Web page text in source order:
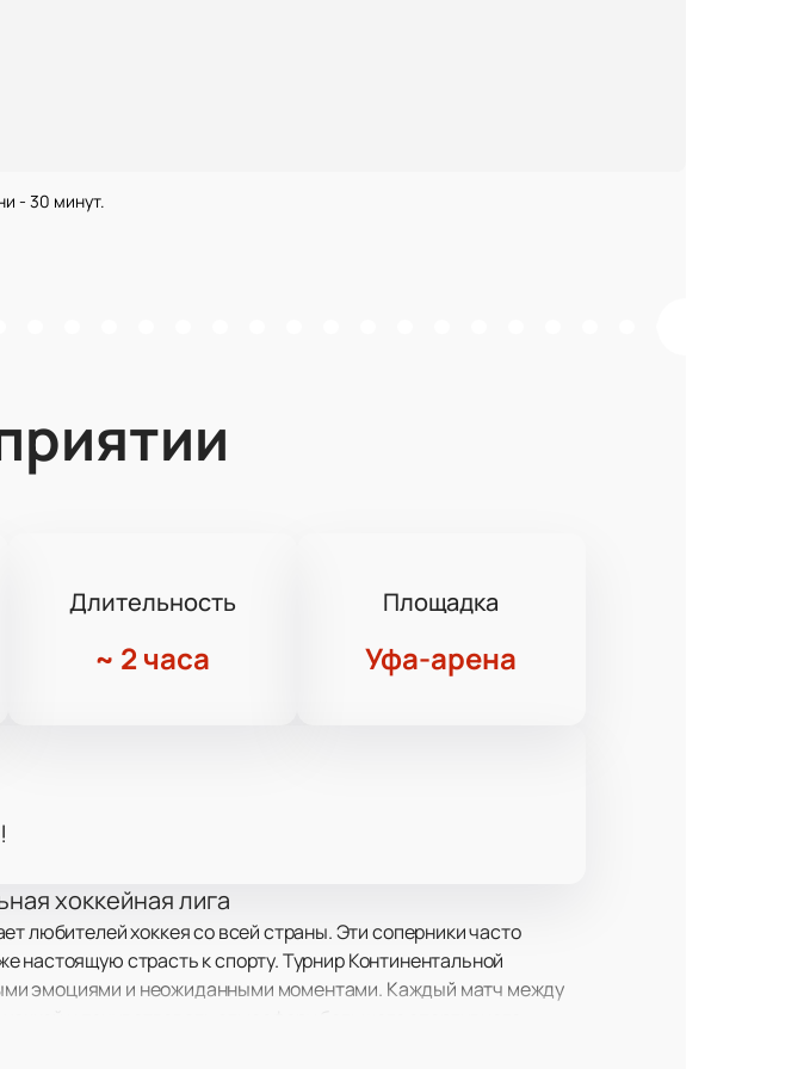
- 30 минут.
Длительность
~ 2 часа
Площадка
Уфа-арена
хоккейная лига
любителей хоккея со всей страны. Эти соперники часто
настоящую страсть к спорту. Турнир Континентальной
эмоциями и неожиданными моментами. Каждый матч между